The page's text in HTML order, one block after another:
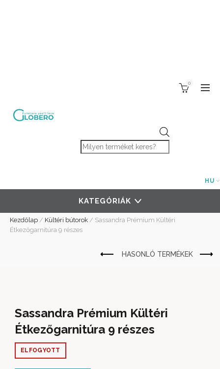
Products search
0
HU
KATEGÓRIÁK
Kezdőlap / Kültéri bútorok / Sassandra Prémium Kültéri
Étkezőgarnitúra 9 részes
Sassandra Prémium Kültéri
Étkezőgarnitúra 9 részes
ELFOGYOTT